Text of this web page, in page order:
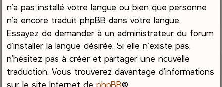
n’a pas installé votre langue ou bien que personne
n’a encore traduit phpBB dans votre langue.
Essayez de demander à un administrateur du forum
d’installer la langue désirée. Si elle n’existe pas,
n’hésitez pas à créer et partager une nouvelle
traduction. Vous trouverez davantage d’informations
sur le site Internet dephpBB®.